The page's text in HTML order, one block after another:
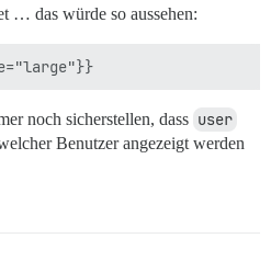
… das würde so aussehen:
noch sicherstellen, dass user
Benutzer angezeigt werden